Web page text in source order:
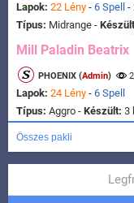
Lapok: 22 Lény - 6 Spell -
Típus: Midrange -
Mill Paladin Beatrix
PHOENIX (Admin)
Lapok: 24 Lény - 6 Spell
Típus: Aggro - Készült: 3
Összes pakli